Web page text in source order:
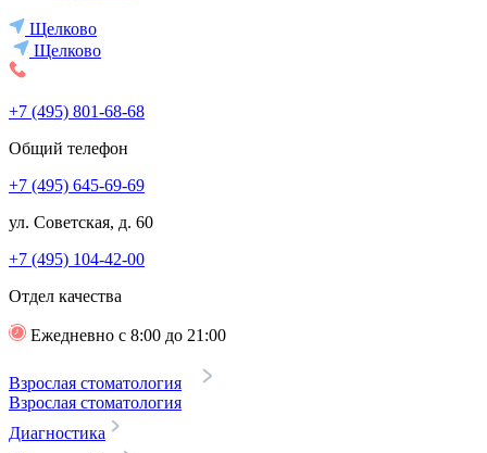
Щелково
Щелково
+7 (495) 801-68-68
Общий телефон
+7 (495) 645-69-69
ул. Советская, д. 60
+7 (495) 104-42-00
Отдел качества
Ежедневно с 8:00 до 21:00
Взрослая стоматология
Взрослая стоматология
Диагностика